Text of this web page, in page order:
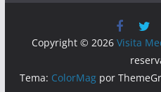
Copyright © 2026Visita
Tema: ColorMag por